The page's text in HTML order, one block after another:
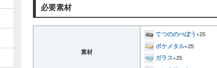
必要素材
素材
てつののべぼう×25
ポケメタル×25
ガラス×25